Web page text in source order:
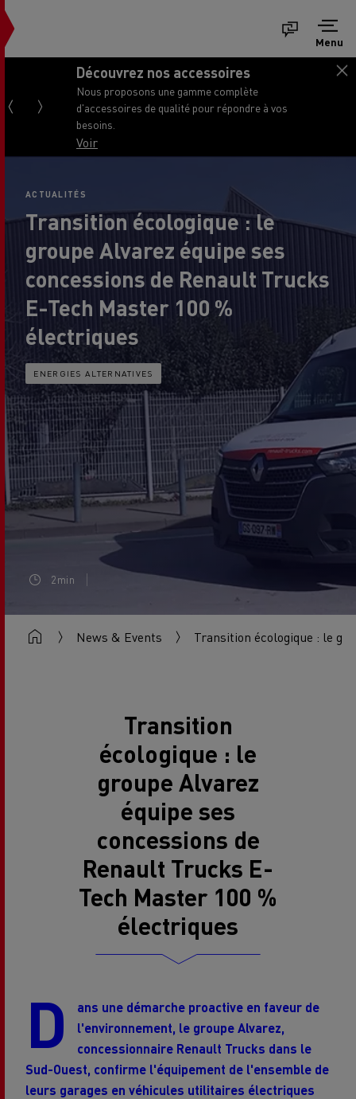
Menu
Découvrez nos accessoires
Nous proposons une gamme complète
d'accessoires de qualité pour répondre à vos
besoins.
Voir
ACTUALITÉS
Transition écologique : le
groupe Alvarez équipe ses
concessions de Renault Trucks
E-Tech Master 100 %
électriques
ENERGIES ALTERNATIVES
2min
News & Events Transition écologique : le
Transition
écologique : le
groupe Alvarez
équipe ses
concessions de
Renault Trucks E-
Tech Master 100 %
électriques
D
ans une démarche proactive en faveur de
l'environnement, le groupe Alvarez,
concessionnaire Renault Trucks dans le
Sud-Ouest, confirme l'équipement de l'ensemble de
leurs garages en véhicules utilitaires électriques